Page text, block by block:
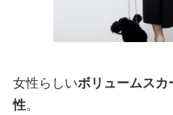
女性らしいボリュームスカ
性。